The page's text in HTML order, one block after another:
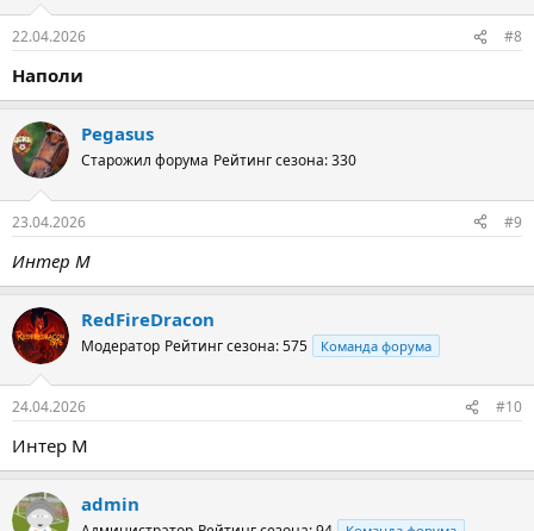
22.04.2026 #8
Наполи
Pegasus
Старожил форума Рейтинг сезона: 330
23.04.2026 #9
Интер М
RedFireDracon
Модератор Рейтинг сезона: 575 Команда форума
24.04.2026 #10
Интер М
admin